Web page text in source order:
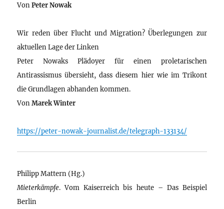
VonPeter Nowak
Wir reden über Flucht und Migration? Überlegungen zur
aktuellen Lage der Linken
Peter Nowaks Plädoyer für einen proletarischen
Antirassismus übersieht, dass diesem hier wie im Trikont
die Grundlagen abhanden kommen.
VonMarek Winter
https://peter-nowak-journalist.de/telegraph-133134/
Philipp Mattern (Hg.)
Mieterkämpfe. Vom Kaiserreich bis heute – Das Beispiel
Berlin